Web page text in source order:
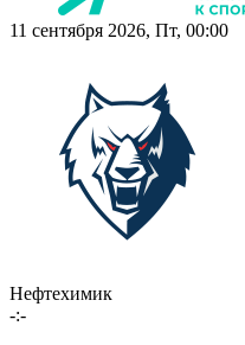
11 сентября 2026, Пт, 00:00
Нефтехимик
-:-